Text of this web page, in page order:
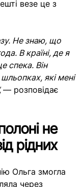
везе це з
Не знаю, що
В країні, де я
спека. Він
які мені
— розповідає
не
рідних
Ольга змогла
через